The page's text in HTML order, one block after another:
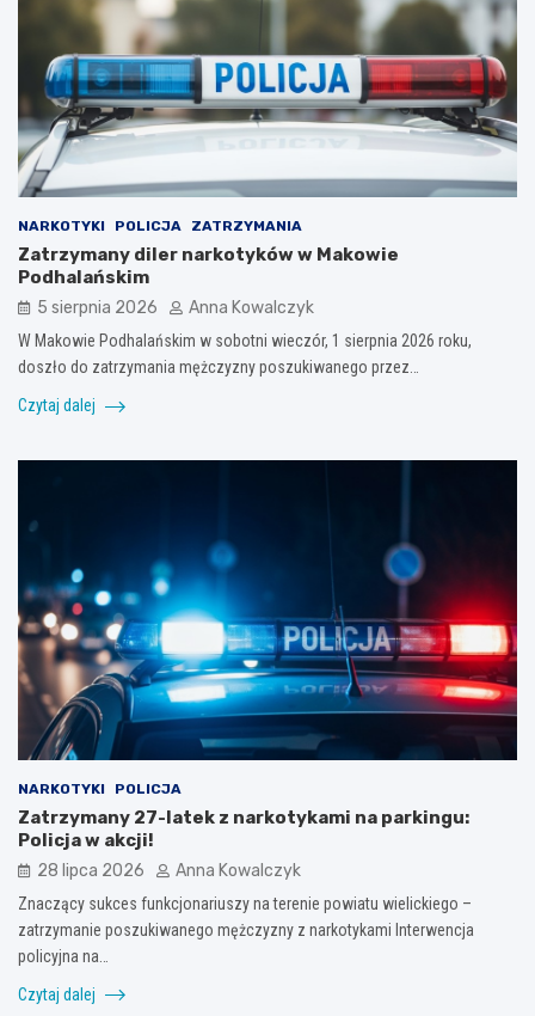
NARKOTYKI POLICJA ZATRZYMANIA
Zatrzymany diler narkotyków w Makowie
Podhalańskim
5 sierpnia 2026 Anna Kowalczyk
W Makowie Podhalańskim w sobotni wieczór, 1 sierpnia 2026 roku,
doszło do zatrzymania mężczyzny poszukiwanego przez…
Czytaj dalej
NARKOTYKI POLICJA
Zatrzymany 27-latek z narkotykami na parkingu:
Policja w akcji!
28 lipca 2026 Anna Kowalczyk
Znaczący sukces funkcjonariuszy na terenie powiatu wielickiego –
zatrzymanie poszukiwanego mężczyzny z narkotykami Interwencja
policyjna na…
Czytaj dalej